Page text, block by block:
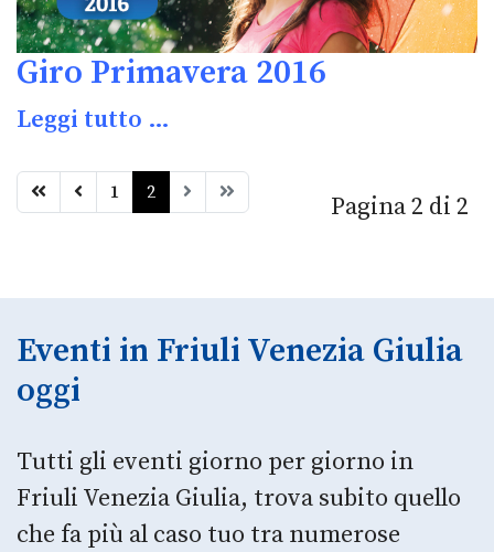
Giro Primavera 2016
Leggi tutto …
Pagina 2 di 2
1 2
Eventi in Friuli Venezia Giulia
oggi
Tutti gli eventi giorno per giorno in
Friuli Venezia Giulia, trova subito quello
che fa più al caso tuo tra numerose